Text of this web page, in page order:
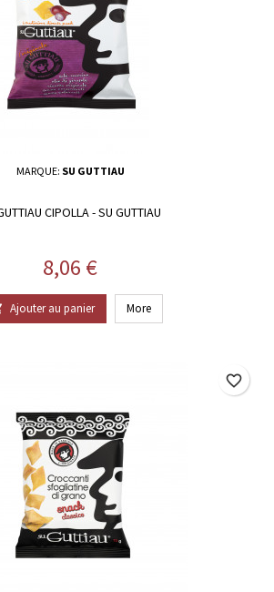
MARQUE: SU GUTTIAU
CIPOLLA - SU GUTTIAU
Prix
8,06 €
Ajouter au panier More
favorite_border